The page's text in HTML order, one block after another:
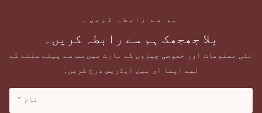
ہم سے رابطہ کریں۔
بلا جھجھک ہم سے رابطہ کریں۔
نئی مصنوعات اور خصوصی چیزوں کے بارے میں سب سے پہلے سننے کے
لیے اپنا ای میل ایڈریس درج کریں۔
نام